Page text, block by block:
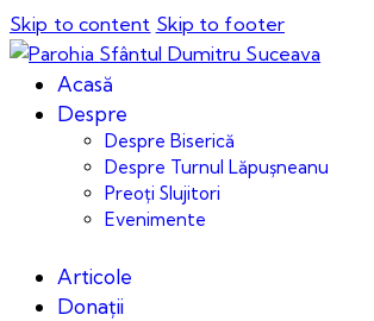
Skip to content Skip to footer
Acasă
Despre
Despre Biserică
Despre Turnul Lăpușneanu
Preoți Slujitori
Evenimente
Articole
Donații